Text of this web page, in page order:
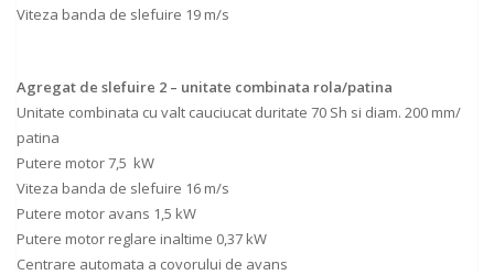
Viteza banda de slefuire 19 m/s
Agregat de slefuire 2 – unitate combinata rola/patina
Unitate combinata cu valt cauciucat duritate 70 Sh si diam. 200 mm/
patina
Putere motor 7,5 kW
Viteza banda de slefuire 16 m/s
Putere motor avans 1,5 kW
Putere motor reglare inaltime 0,37 kW
Centrare automata a covorului de avans